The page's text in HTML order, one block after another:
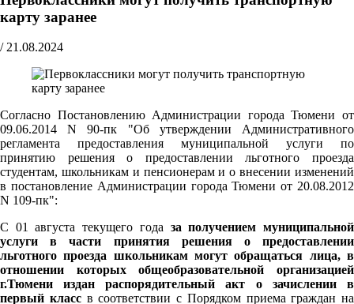
карту заранее
/ 21.08.2024
Согласно Постановлению Администрации города Тюмени от
09.06.2014 N 90-пк "Об утверждении Административного
регламента предоставления муниципальной услуги по
принятию решения о предоставлении льготного проезда
студентам, школьникам и пенсионерам и о внесении изменений
в постановление Администрации города Тюмени от 20.08.2012
N 109-пк":
С 01 августа текущего года за получением муниципальной
услуги в части принятия решения о предоставлении
льготного проезда школьникам могут обращаться лица, в
отношении которых общеобразовательной организацией
г.Тюмени издан распорядительный акт о зачислении в
первый классв соответствии с Порядком приема граждан на